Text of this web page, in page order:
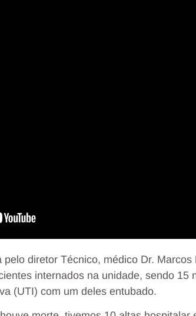
diretor Técnico, médico Dr.
internados na unidade, sendo 15
(UTI) com um deles entubado.